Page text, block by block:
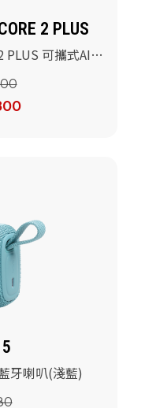
2 PLUS
PLUS 可攜式AI派
牙喇叭(淺藍)